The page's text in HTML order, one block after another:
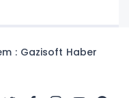
: Gazisoft Haber